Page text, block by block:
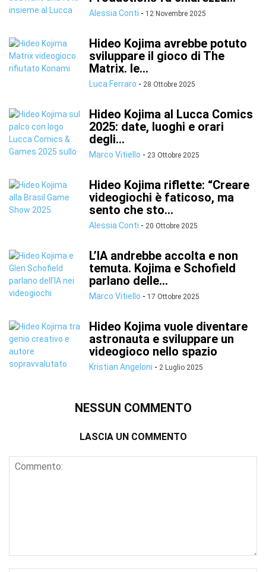
Alessia Conti - 12 Novembre 2025
Hideo Kojima avrebbe potuto
sviluppare il gioco di The
Matrix. le...
Luca Ferraro - 28 Ottobre 2025
Hideo Kojima al Lucca Comics
2025: date, luoghi e orari
degli...
Marco Vitiello - 23 Ottobre 2025
Hideo Kojima riflette: “Creare
videogiochi è faticoso, ma
sento che sto...
Alessia Conti - 20 Ottobre 2025
L’IA andrebbe accolta e non
temuta. Kojima e Schofield
parlano delle...
Marco Vitiello - 17 Ottobre 2025
Hideo Kojima vuole diventare
astronauta e sviluppare un
videogioco nello spazio
Kristian Angeloni - 2 Luglio 2025
NESSUN COMMENTO
LASCIA UN COMMENTO